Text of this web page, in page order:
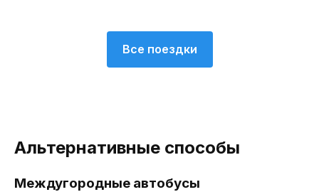
Все поездки
Альтернативные способы
Междугородные автобусы